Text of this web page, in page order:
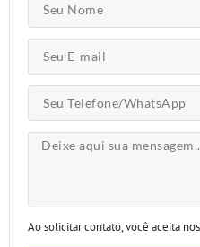
Ao solicitar contato, você aceita